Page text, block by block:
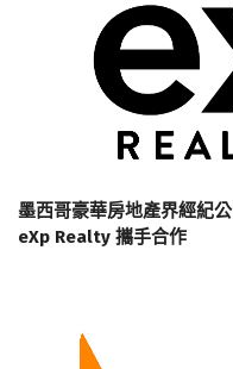
墨西哥豪華房地產界經紀
eXp Realty 攜手合作